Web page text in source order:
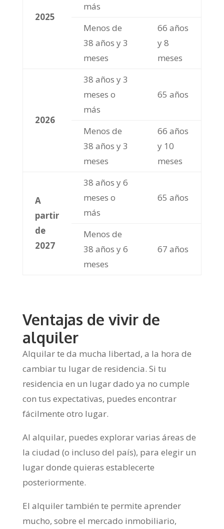
2025
más
Menos de
38 años y 3
meses
66 años
y 8
meses
2026
38 años y 3
meses o
más
65 años
Menos de
38 años y 3
meses
66 años
y 10
meses
A
partir
de
2027
38 años y 6
meses o
más
65 años
Menos de
38 años y 6
meses
67 años
Ventajas de vivir de
alquiler
Alquilar te da mucha libertad, a la hora de
cambiar tu lugar de residencia. Si tu
residencia en un lugar dado ya no cumple
con tus expectativas, puedes encontrar
fácilmente otro lugar.
Al alquilar, puedes explorar varias áreas de
la ciudad (o incluso del país), para elegir un
lugar donde quieras establecerte
posteriormente.
El alquiler también te permite aprender
mucho, sobre el mercado inmobiliario,